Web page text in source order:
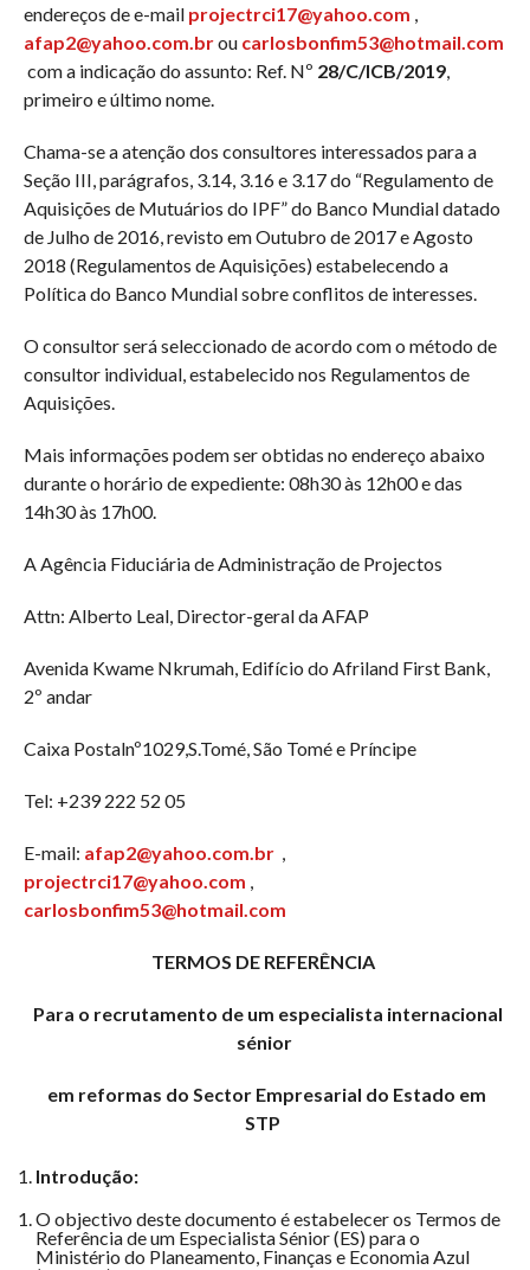
endereços de e-mail projectrci17@yahoo.com
afap2@yahoo.com.brou carlosbonfim53@hotmail.com
com a indicação do assunto: Ref. Nº 28/C/ICB/2019,
primeiro e último nome.
Chama-se a atenção dos consultores interessados para a
Seção III, parágrafos, 3.14, 3.16 e 3.17 do “Regulamento de
Aquisições de Mutuários do IPF” do Banco Mundial datado
de Julho de 2016, revisto em Outubro de 2017 e Agosto
2018 (Regulamentos de Aquisições) estabelecendo a
Política do Banco Mundial sobre conflitos de interesses.
O consultor será seleccionado de acordo com o método de
consultor individual, estabelecido nos Regulamentos de
Aquisições.
Mais informações podem ser obtidas no endereço abaixo
durante o horário de expediente: 08h30 às 12h00 e das
14h30 às 17h00.
A Agência Fiduciária de Administração de Projectos
Attn: Alberto Leal, Director-geral da AFAP
Avenida Kwame Nkrumah, Edifício do Afriland First Bank,
2º andar
Caixa Postalnº1029,S.Tomé, São Tomé e Príncipe
Tel: +239 222 52 05
E-mail: afap2@yahoo.com.br,
projectrci17@yahoo.com
carlosbonfim53@hotmail.com
TERMOS DE REFERÊNCIA
Para o recrutamento de um especialista internacional
sénior
em reformas do Sector Empresarial do Estado em
STP
Introdução:
O objectivo deste documento é estabelecer os Termos de
Referência de um Especialista Sénior (ES) para o
Ministério do Planeamento, Finanças e Economia Azul